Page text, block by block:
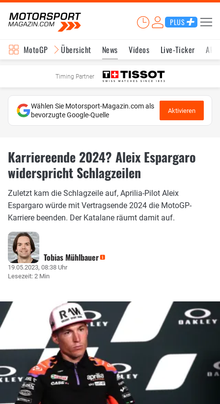
PLUS
MotoGP Übersicht News Videos Live-Ticker
Timing Partner
Wählen Sie Motorsport-Magazin.com als
bevorzugte Google-Quelle
Aktivieren
Karriereende 2024? Aleix Espargaro
widerspricht Schlagzeilen
Zuletzt kam die Schlagzeile auf, Aprilia-Pilot Aleix
Espargaro würde mit Vertragsende 2024 die MotoGP-
Karriere beenden. Der Katalane räumt damit auf.
Tobias Mühlbauer
19.05.2023, 08:38 Uhr
Lesezeit: 2 Min